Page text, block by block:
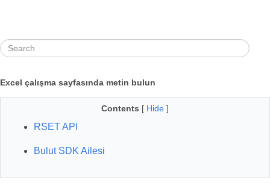
Excel çalışma sayfasında metin bulun
Contents [ Hide ]
RSET API
Bulut SDK Ailesi